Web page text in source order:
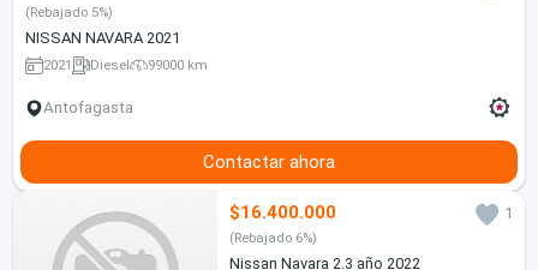
(Rebajado 5%)
NISSAN NAVARA 2021
2021 Diesel 99000 km
Antofagasta
Contactar ahora
$16.400.000 1
(Rebajado 6%)
Nissan Navara 2.3 año 2022